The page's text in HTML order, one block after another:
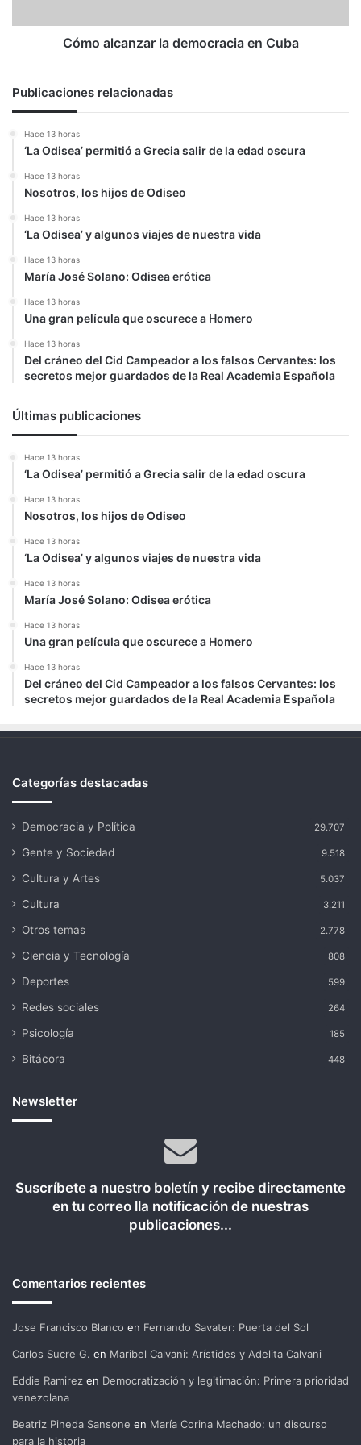
Cómo alcanzar la democracia en Cuba
Publicaciones relacionadas
Hace 13 horas
‘La Odisea’ permitió a Grecia salir de la edad oscura
Hace 13 horas
Nosotros, los hijos de Odiseo
Hace 13 horas
‘La Odisea’ y algunos viajes de nuestra vida
Hace 13 horas
María José Solano: Odisea erótica
Hace 13 horas
Una gran película que oscurece a Homero
Hace 13 horas
Del cráneo del Cid Campeador a los falsos Cervantes: los
secretos mejor guardados de la Real Academia Española
Últimas publicaciones
Hace 13 horas
‘La Odisea’ permitió a Grecia salir de la edad oscura
Hace 13 horas
Nosotros, los hijos de Odiseo
Hace 13 horas
‘La Odisea’ y algunos viajes de nuestra vida
Hace 13 horas
María José Solano: Odisea erótica
Hace 13 horas
Una gran película que oscurece a Homero
Hace 13 horas
Del cráneo del Cid Campeador a los falsos Cervantes: los
secretos mejor guardados de la Real Academia Española
Categorías destacadas
Democracia y Política 29.707
Gente y Sociedad 9.518
Cultura y Artes 5.037
Cultura 3.211
Otros temas 2.778
Ciencia y Tecnología 808
Deportes 599
Redes sociales 264
Psicología 185
Bitácora 448
Newsletter
Suscríbete a nuestro boletín y recibe directamente
en tu correo lla notificación de nuestras
publicaciones...
Comentarios recientes
Jose Francisco Blanco en Fernando Savater: Puerta del Sol
Carlos Sucre G. en Maribel Calvani: Arístides y Adelita Calvani
Eddie Ramirez en Democratización y legitimación: Primera prioridad
venezolana
Beatriz Pineda Sansone en María Corina Machado: un discurso
para la historia